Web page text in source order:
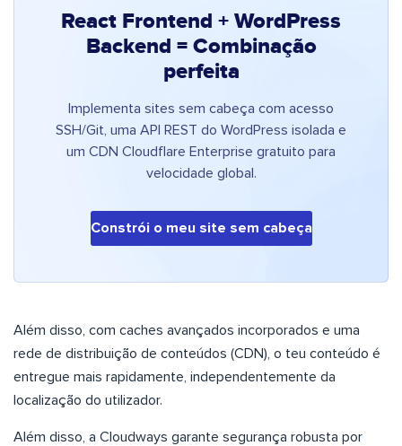
React Frontend + WordPress
Backend = Combinação
perfeita
Implementa sites sem cabeça com acesso
SSH/Git, uma API REST do WordPress isolada e
um CDN Cloudflare Enterprise gratuito para
velocidade global.
Constrói o meu site sem cabeça
Além disso, com caches avançados incorporados e uma
rede de distribuição de conteúdos (CDN), o teu conteúdo é
entregue mais rapidamente, independentemente da
localização do utilizador.
Além disso, a Cloudways garante segurança robusta por